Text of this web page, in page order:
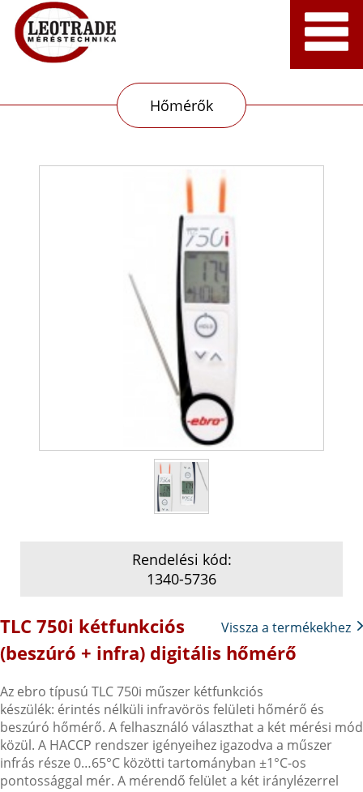
Hőmérők
Rendelési kód:
1340-5736
Vissza a termékekhez
TLC 750i kétfunkciós
(beszúró + infra) digitális hőmérő
Az ebro típusú TLC 750i műszer kétfunkciós
készülék: érintés nélküli infravörös felületi hőmérő és
beszúró hőmérő. A felhasználó választhat a két mérési mód
közül. A HACCP rendszer igényeihez igazodva a műszer
infrás része 0…65°C közötti tartományban ±1°C-os
pontossággal mér. A mérendő felület a két iránylézerrel